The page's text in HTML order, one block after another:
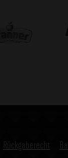
Rückgaberecht